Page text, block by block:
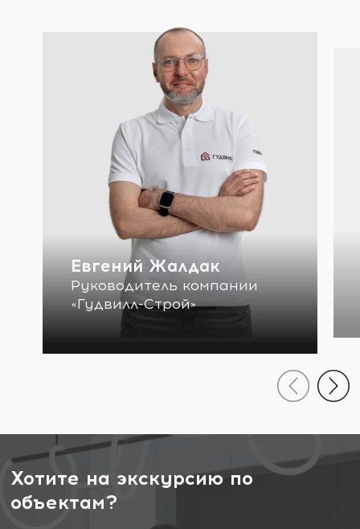
Евгений Жалдак
Руководитель компании
«Гудвилл-Строй»
Хотите на экскурсию по
объектам?